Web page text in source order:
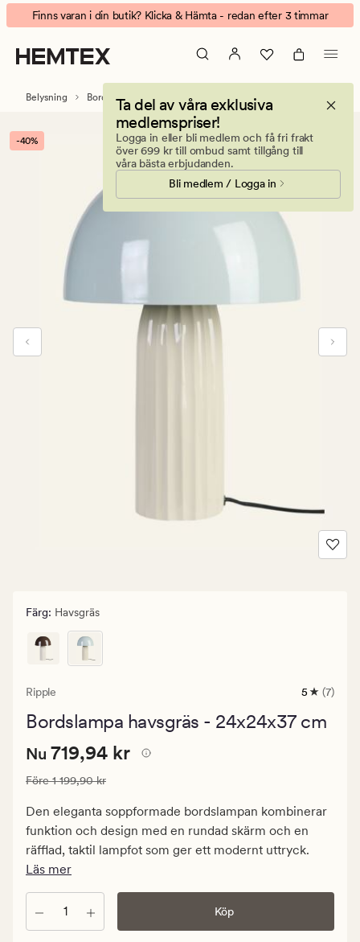
Ripple
bordslampa
havsgräs
Animerad
banner.
Klicka
på
att
pausa.
Finns varan i din butik? Klicka & Hämta - redan efter 3 timmar
Ta del av våra exklusiva
medlemspriser!
Logga in eller bli medlem och få fri frakt
över 699 kr till ombud samt tillgång till
våra bästa erbjudanden.
Bli medlem / Logga in
Belysning Bordslampor
-40%
Färg: Havsgräs
Ripple
7
med
5 (7)
Bordslampa havsgräs - 24x24x37 cm
Nuvarande
719,94
kr.
Ordinarie
pris
1
Nuvarande pris
Nu 719,94 kr
Ordinarie pris 1 199,90 kr
Före1 199,90 kr
Den eleganta soppformade bordslampan kombinerar
funktion och design med en rundad skärm och en
räfflad, taktil lampfot som ger ett modernt uttryck.
Läs mer
Antal Köp